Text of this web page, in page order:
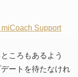
Support
ころもあるよう
ートを待たなけれ